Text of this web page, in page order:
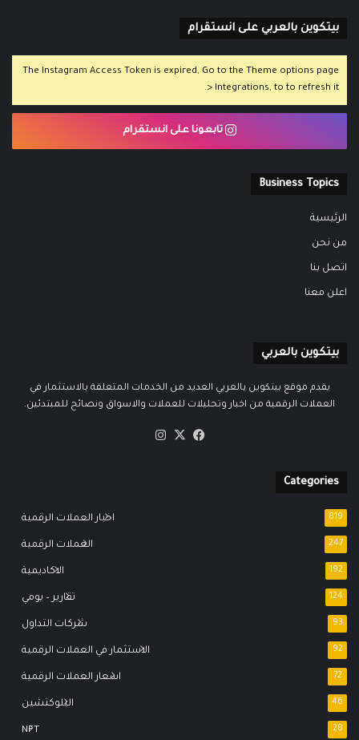
بيتكوين بالعربي على انستقرام
The Instagram Access Token is expired, Go to the Theme options page
> Integrations, to to refresh it.
تابعونا على انستقرام
Business Topics
الرئيسية
من نحن
اتصل بنا
اعلن معنا
بيتكوين بالعربي
يقدم موقع بيتكوين بالعربي العديد من الخدمات المتعلقة بالاستثمار في
العملات الرقمية من اخبار وتحليلات للعملات والاسواق ونصائح للمبتدئين.
فيسبوك
‫X
Categories
اخبار العملات الرقمية 819
العملات الرقمية 247
الاكاديمية 192
تقارير – يومي 124
شركات التداول 93
الاستثمار في العملات الرقمية 92
اسعار العملات الرقمية 72
البلوكتشين 46
NFT 28